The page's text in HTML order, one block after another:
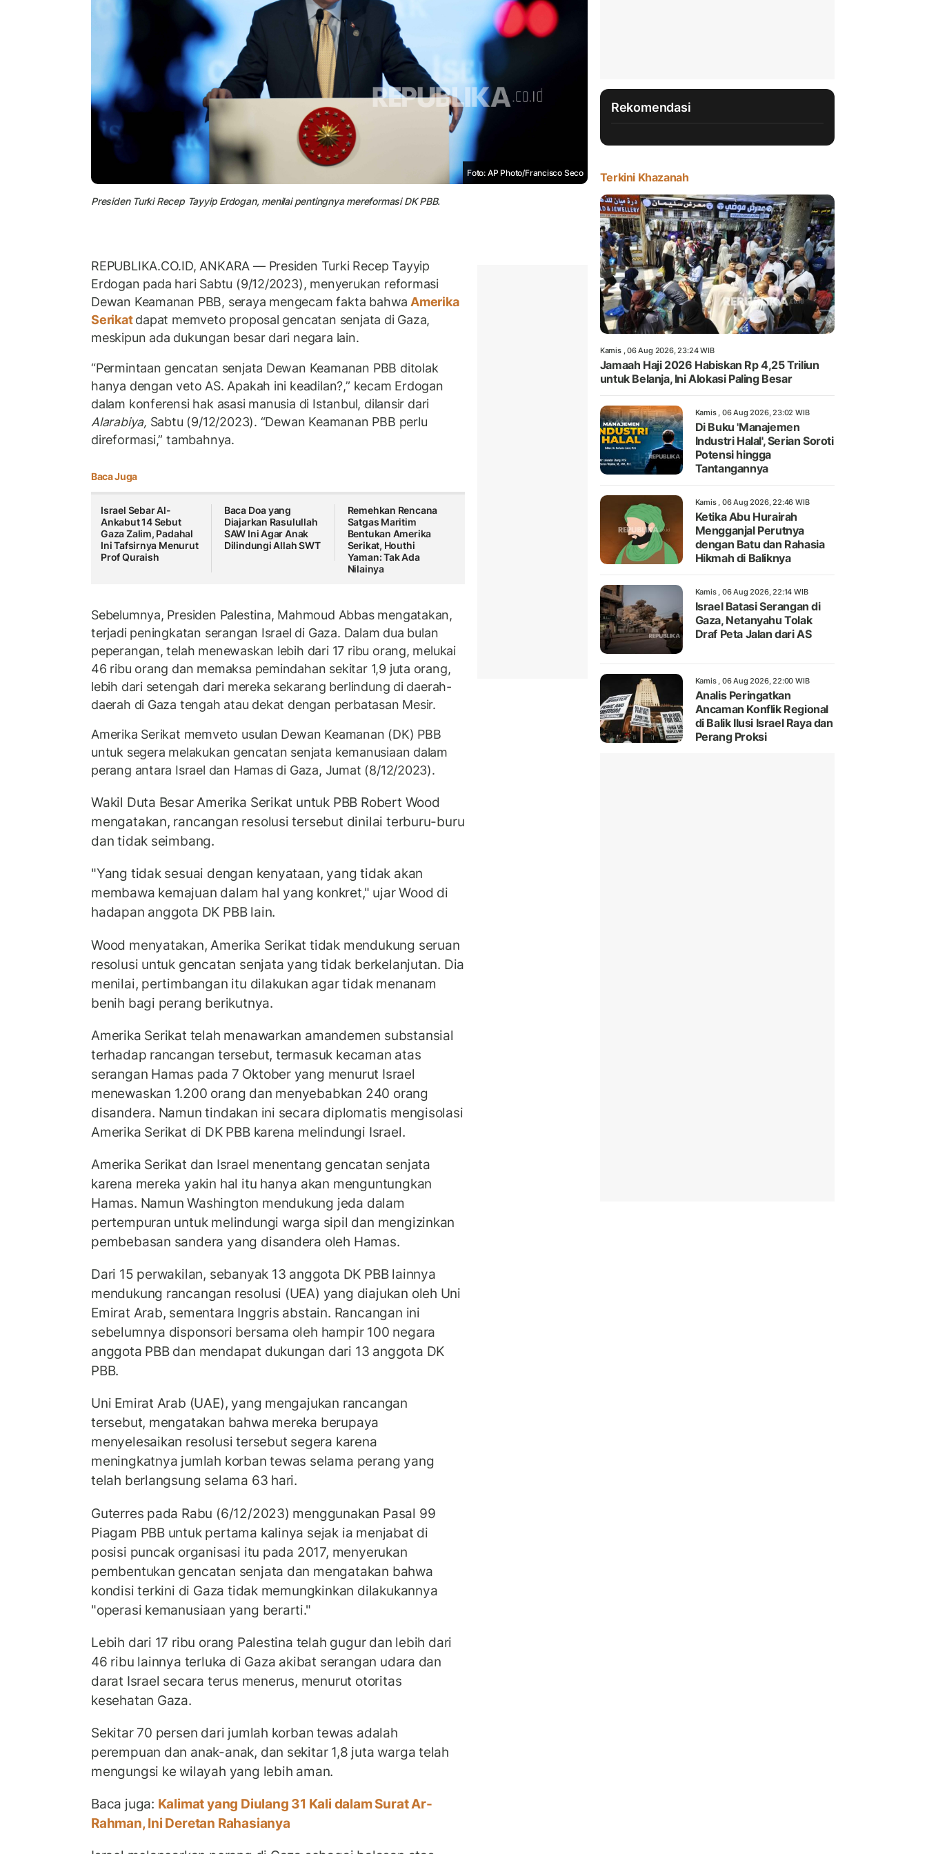
Foto: AP Photo/Francisco Seco
Presiden Turki Recep Tayyip Erdogan, menilai pentingnya mereformasi DK PBB.
REPUBLIKA.CO.ID, ANKARA — Presiden Turki Recep Tayyip
Erdogan pada hari Sabtu (9/12/2023), menyerukan reformasi
Dewan Keamanan PBB, seraya mengecam fakta bahwa Amerika
Serikatdapat memveto proposal gencatan senjata di Gaza,
meskipun ada dukungan besar dari negara lain.
“Permintaan gencatan senjata Dewan Keamanan PBB ditolak
hanya dengan veto AS. Apakah ini keadilan?,” kecam Erdogan
dalam konferensi hak asasi manusia di Istanbul, dilansir dari
Alarabiya, Sabtu (9/12/2023). “Dewan Keamanan PBB perlu
direformasi,” tambahnya.
Baca Juga
Israel Sebar Al-
Ankabut 14 Sebut
Gaza Zalim, Padahal
Ini Tafsirnya Menurut
Prof Quraish
Baca Doa yang
Diajarkan Rasulullah
SAW Ini Agar Anak
Dilindungi Allah SWT
Remehkan Rencana
Satgas Maritim
Bentukan Amerika
Serikat, Houthi
Yaman: Tak Ada
Nilainya
Sebelumnya, Presiden Palestina, Mahmoud Abbas mengatakan,
terjadi peningkatan serangan Israel di Gaza. Dalam dua bulan
peperangan, telah menewaskan lebih dari 17 ribu orang, melukai
46 ribu orang dan memaksa pemindahan sekitar 1,9 juta orang,
lebih dari setengah dari mereka sekarang berlindung di daerah-
daerah di Gaza tengah atau dekat dengan perbatasan Mesir.
Amerika Serikat memveto usulan Dewan Keamanan (DK) PBB
untuk segera melakukan gencatan senjata kemanusiaan dalam
perang antara Israel dan Hamas di Gaza, Jumat (8/12/2023).
Wakil Duta Besar Amerika Serikat untuk PBB Robert Wood
mengatakan, rancangan resolusi tersebut dinilai terburu-buru
dan tidak seimbang.
"Yang tidak sesuai dengan kenyataan, yang tidak akan
membawa kemajuan dalam hal yang konkret," ujar Wood di
hadapan anggota DK PBB lain.
Wood menyatakan, Amerika Serikat tidak mendukung seruan
resolusi untuk gencatan senjata yang tidak berkelanjutan. Dia
menilai, pertimbangan itu dilakukan agar tidak menanam
benih bagi perang berikutnya.
Amerika Serikat telah menawarkan amandemen substansial
terhadap rancangan tersebut, termasuk kecaman atas
serangan Hamas pada 7 Oktober yang menurut Israel
menewaskan 1.200 orang dan menyebabkan 240 orang
disandera. Namun tindakan ini secara diplomatis mengisolasi
Amerika Serikat di DK PBB karena melindungi Israel.
Amerika Serikat dan Israel menentang gencatan senjata
karena mereka yakin hal itu hanya akan menguntungkan
Hamas. Namun Washington mendukung jeda dalam
pertempuran untuk melindungi warga sipil dan mengizinkan
pembebasan sandera yang disandera oleh Hamas.
Dari 15 perwakilan, sebanyak 13 anggota DK PBB lainnya
mendukung rancangan resolusi (UEA) yang diajukan oleh Uni
Emirat Arab, sementara Inggris abstain. Rancangan ini
sebelumnya disponsori bersama oleh hampir 100 negara
anggota PBB dan mendapat dukungan dari 13 anggota DK
PBB.
Uni Emirat Arab (UAE), yang mengajukan rancangan
tersebut, mengatakan bahwa mereka berupaya
menyelesaikan resolusi tersebut segera karena
meningkatnya jumlah korban tewas selama perang yang
telah berlangsung selama 63 hari.
Guterres pada Rabu (6/12/2023) menggunakan Pasal 99
Piagam PBB untuk pertama kalinya sejak ia menjabat di
posisi puncak organisasi itu pada 2017, menyerukan
pembentukan gencatan senjata dan mengatakan bahwa
kondisi terkini di Gaza tidak memungkinkan dilakukannya
"operasi kemanusiaan yang berarti."
Lebih dari 17 ribu orang Palestina telah gugur dan lebih dari
46 ribu lainnya terluka di Gaza akibat serangan udara dan
darat Israel secara terus menerus, menurut otoritas
kesehatan Gaza.
Sekitar 70 persen dari jumlah korban tewas adalah
perempuan dan anak-anak, dan sekitar 1,8 juta warga telah
mengungsi ke wilayah yang lebih aman.
Baca juga: Kalimat yang Diulang 31 Kali dalam Surat Ar-
Rahman, Ini Deretan Rahasianya
Rekomendasi
Terkini Khazanah
Kamis , 06 Aug 2026, 23:24 WIB
Jamaah Haji 2026 Habiskan Rp 4,25 Triliun
untuk Belanja, Ini Alokasi Paling Besar
Kamis , 06 Aug 2026, 23:02 WIB
Di Buku 'Manajemen
Industri Halal', Serian Soroti
Potensi hingga
Tantangannya
Kamis , 06 Aug 2026, 22:46 WIB
Ketika Abu Hurairah
Mengganjal Perutnya
dengan Batu dan Rahasia
Hikmah di Baliknya
Kamis , 06 Aug 2026, 22:14 WIB
Israel Batasi Serangan di
Gaza, Netanyahu Tolak
Draf Peta Jalan dari AS
Kamis , 06 Aug 2026, 22:00 WIB
Analis Peringatkan
Ancaman Konflik Regional
di Balik Ilusi Israel Raya dan
Perang Proksi